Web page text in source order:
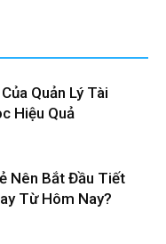
Quản Lý Tài
Hiệu Quả
Nên Bắt Đầu Tiết
Từ Hôm Nay?